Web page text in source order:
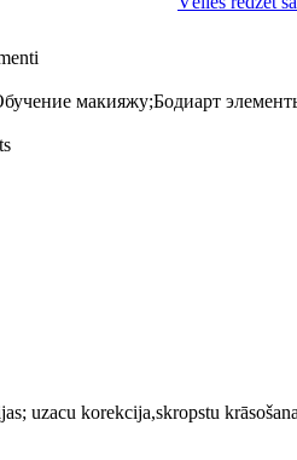
макияжу;Бодиарт
uzacu korekcija,skropstu